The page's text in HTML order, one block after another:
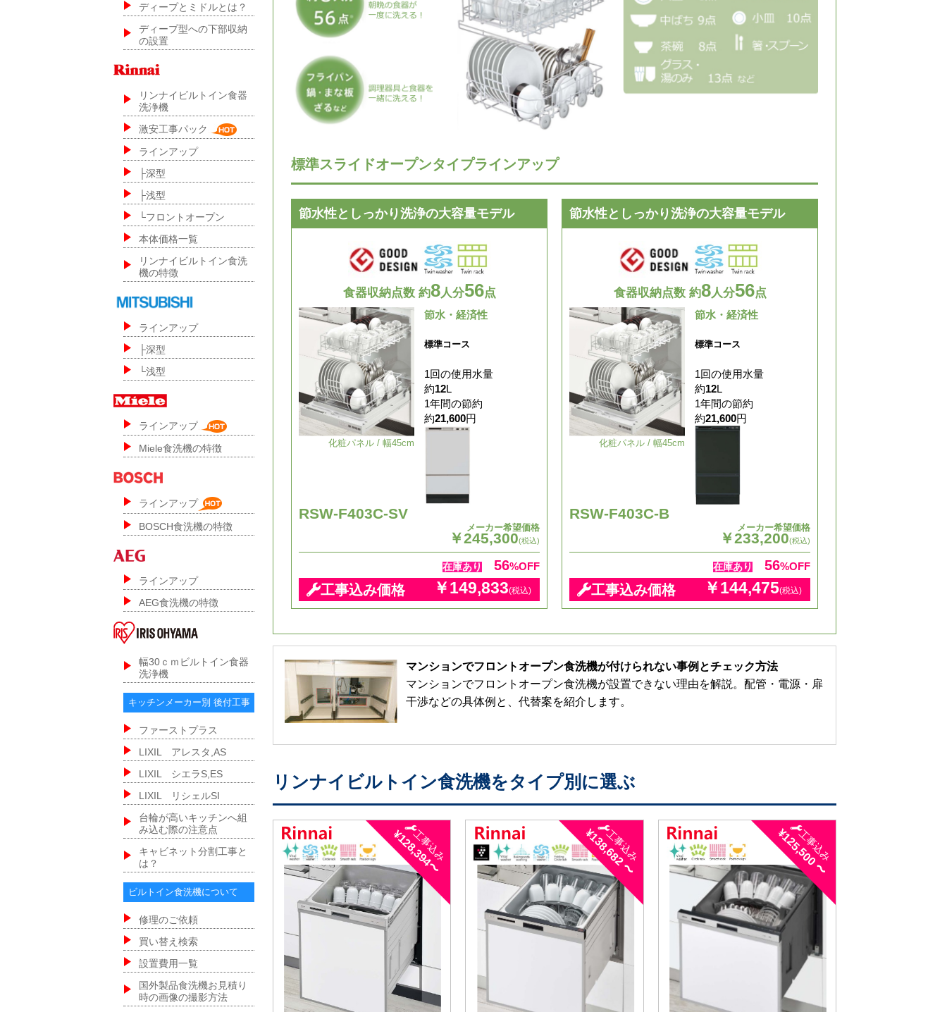
標準スライドオープンタイプラインアップ
節水性としっかり洗浄の大容量モデル
食器収納点数 約8人分56点
化粧パネル / 幅45cm
節水・経済性
標準コース
1回の使用水量
約12L
1年間の節約
約21,600円
RSW-F403C-SV
メーカー希望価格
￥245,300(税込)
在庫あり 56%OFF
工事込み価格 ￥149,833(税込)
節水性としっかり洗浄の大容量モデル
食器収納点数 約8人分56点
化粧パネル / 幅45cm
節水・経済性
標準コース
1回の使用水量
約12L
1年間の節約
約21,600円
RSW-F403C-B
メーカー希望価格
￥233,200(税込)
在庫あり 56%OFF
工事込み価格 ￥144,475(税込)
マンションでフロントオープン食洗機が付けられない事例とチェック方法
マンションでフロントオープン食洗機が設置できない理由を解説。配管・電源・扉
干渉などの具体例と、代替案を紹介します。
リンナイビルトイン食洗機をタイプ別に選ぶ
工事込み
¥128,394〜 工事込み
¥138,682 〜 工事込み
¥125,500 〜
ディープとミドルとは？
ディープ型への下部収納
の設置
リンナイビルトイン食器
洗浄機
激安工事パック
ラインアップ
├深型
├浅型
└フロントオープン
本体価格一覧
リンナイビルトイン食洗
機の特徴
ラインアップ
├深型
└浅型
ラインアップ
Miele食洗機の特徴
ラインアップ
BOSCH食洗機の特徴
ラインアップ
AEG食洗機の特徴
幅30ｃｍビルトイン食器
洗浄機
キッチンメーカー別 後付工事
ファーストプラス
LIXIL アレスタ,AS
LIXIL シエラS,ES
LIXIL リシェルSI
台輪が高いキッチンへ組
み込む際の注意点
キャビネット分割工事と
は？
ビルトイン食洗機について
修理のご依頼
買い替え検索
設置費用一覧
国外製品食洗機お見積り
時の画像の撮影方法